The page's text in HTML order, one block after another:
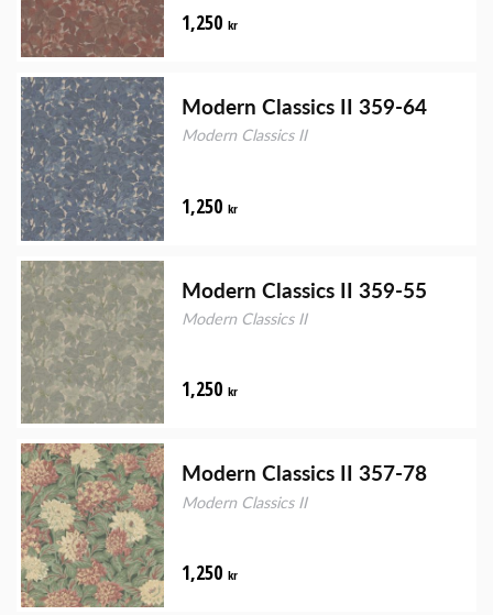
1,250 kr
Modern Classics II 359-64
Modern Classics II
1,250 kr
Modern Classics II 359-55
Modern Classics II
1,250 kr
Modern Classics II 357-78
Modern Classics II
1,250 kr